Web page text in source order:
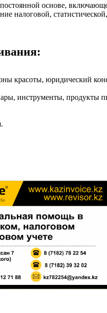
основе,
налоговой,
красоты, юридический
инструменты, продукты